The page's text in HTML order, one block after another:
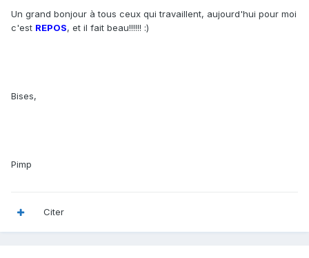
Un grand bonjour à tous ceux qui travaillent, aujourd'hui pour moi
c'est REPOS, et il fait beau!!!!!! :)
Bises,
Pimp
Citer